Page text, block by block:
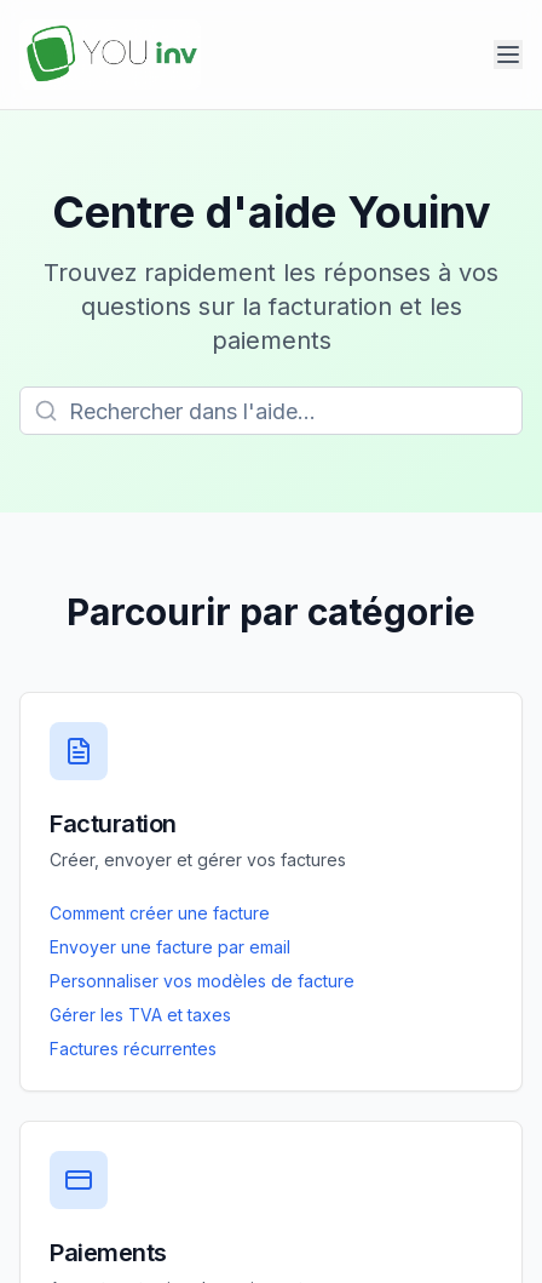
Centre d'aide Youinv
Trouvez rapidement les réponses à vos
questions sur la facturation et les
paiements
Parcourir par catégorie
Facturation
Créer, envoyer et gérer vos factures
Comment créer une facture
Envoyer une facture par email
Personnaliser vos modèles de facture
Gérer les TVA et taxes
Factures récurrentes
Paiements